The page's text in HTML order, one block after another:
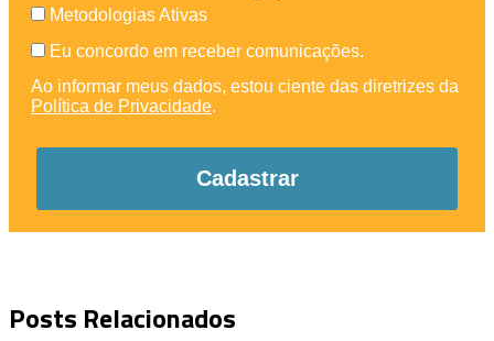
Metodologias Ativas
Eu concordo em receber comunicações.
Ao informar meus dados, estou ciente das diretrizes da
Política de Privacidade.
Cadastrar
Posts Relacionados